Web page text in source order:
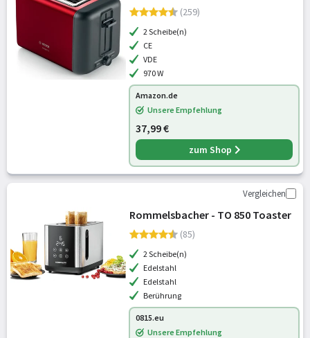
integrierter Edelstahl-
Abschaltautomatik, mit
Auftaufunktion, perfekt für 2
Scheiben Toast
(259)
2 Scheibe(n)
CE
VDE
970 W
Amazon.de
Unsere Empfehlung
37,99 €
zum Shop
Vergleichen
Rommelsbacher - TO 850 Toaster
(85)
2 Scheibe(n)
Edelstahl
Edelstahl
Berührung
0815.eu
Unsere Empfehlung